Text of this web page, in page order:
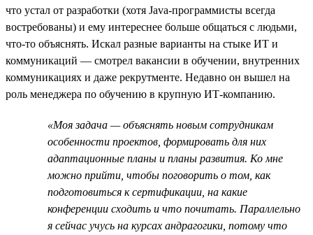
что устал от разработки (хотя Java-программисты всегда
востребованы) и ему интереснее больше общаться с людьми,
что-то объяснять. Искал разные варианты на стыке ИТ и
коммуникаций — смотрел вакансии в обучении, внутренних
коммуникациях и даже рекрутменте. Недавно он вышел на
роль менеджера по обучению в крупную ИТ-компанию.
«Моя задача — объяснять новым сотрудникам
особенности проектов, формировать для них
адаптационные планы и планы развития. Ко мне
можно прийти, чтобы поговорить о том, как
подготовиться к сертификации, на какие
конференции сходить и что почитать. Параллельно
я сейчас учусь на курсах андрагогики, потому что